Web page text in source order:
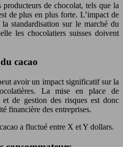
de chocolat, tels que la
de plus en plus forte. L’impact de
standardisation sur le marché du
les chocolatiers suisses doivent
cacao
avoir un impact significatif sur la
La mise en place de
et de gestion des risques est donc
financière des entreprises.
a fluctué entre X et Y dollars.